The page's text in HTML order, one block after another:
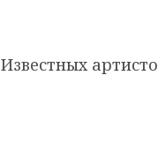
Известных